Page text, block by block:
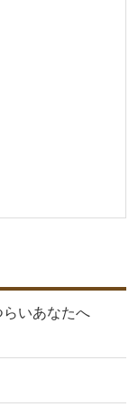
いあなたへ